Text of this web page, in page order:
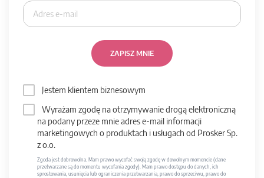
ZAPISZ MNIE
Jestem klientem biznesowym
Wyrażam zgodę na otrzymywanie drogą elektroniczną
na podany przeze mnie adres e-mail informacji
marketingowych o produktach i usługach od Prosker Sp.
z o.o.
Zgoda jest dobrowolna. Mam prawo wycofać swoją zgodę w dowolnym momencie (dane
przetwarzane są do momentu wycofania zgody). Mam prawo dostępu do danych, ich
sprostowania, usunięcia lub ograniczenia przetwarzania, prawo do sprzeciwu, prawo do